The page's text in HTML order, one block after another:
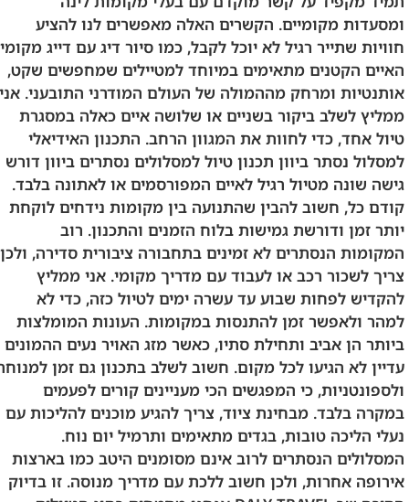
ומסעדות מקומיים. הקשרים האלה מאפשרים לנו להציע
חוויות שתייר רגיל לא יוכל לקבל, כמו סיור דיג עם דייג מקומי.
האיים הקטנים מתאימים במיוחד למטיילים שמחפשים שקט,
אותנטיות ומרחק מההמולה של העולם המודרני התובעני. אני
ממליץ לשלב ביקור בשניים או שלושה איים כאלה במסגרת
טיול אחד, כדי לחוות את המגוון הרחב. התכנון האידיאלי
למסלול נסתר ביוון תכנון טיול למסלולים נסתרים ביוון דורש
גישה שונה מטיול רגיל לאיים המפורסמים או לאתונה בלבד.
קודם כל, חשוב להבין שהתנועה בין מקומות נידחים לוקחת
יותר זמן ודורשת גמישות בלוח הזמנים והתכנון. רוב
המקומות הנסתרים לא זמינים בתחבורה ציבורית סדירה, ולכן
צריך לשכור רכב או לעבוד עם מדריך מקומי. אני ממליץ
להקדיש לפחות שבוע עד עשרה ימים לטיול כזה, כדי לא
למהר ולאפשר זמן להתנסות במקומות. העונות המומלצות
ביותר הן אביב ותחילת סתיו, כאשר מזג האויר נעים ההמונים
עדיין לא הגיעו לכל מקום. חשוב לשלב בתכנון גם זמן למנוחה
ולספונטניות, כי המפגשים הכי מעניינים קורים לפעמים
במקרה בלבד. מבחינת ציוד, צריך להגיע מוכנים להליכות עם
נעלי הליכה טובות, בגדים מתאימים ותרמיל יום נוח.
המסלולים הנסתרים לרוב אינם מסומנים היטב כמו בארצות
אירופה אחרות, ולכן חשוב ללכת עם מדריך מנוסה. זו בדיוק